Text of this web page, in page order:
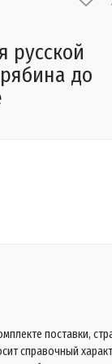
русской
до
поставки,
справочный